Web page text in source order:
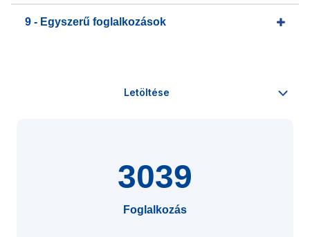
9 - Egyszerű foglalkozások
3039
Foglalkozás